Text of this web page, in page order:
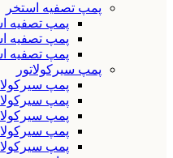
پمپ تصفیه استخر
پمپ تصفیه
پمپ تصفیه
پمپ تصفیه
پمپ سیرکولاتور
پمپ
پمپ
پمپ
پمپ
پمپ